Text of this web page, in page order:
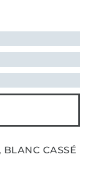
BLANC CASSÉ